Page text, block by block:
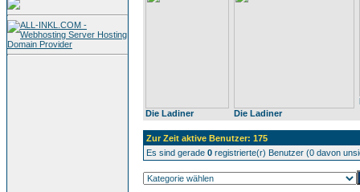
Die Ladiner Die Ladiner
Zur Zeit aktive Benutzer: 175
Es sind gerade 0 registrierte(r) Benutzer (0 davon